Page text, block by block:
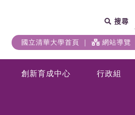
搜尋
國立清華大學首頁 網站導覽
創新育成中心 行政組